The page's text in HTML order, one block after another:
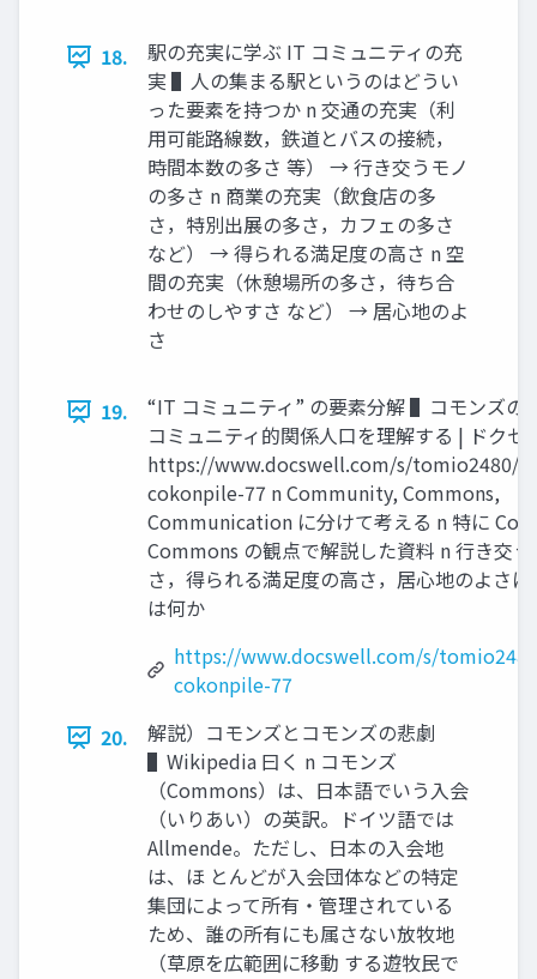
18.
駅の充実に学ぶ IT コミュニティの充
実 ▌⼈の集まる駅というのはどうい
った要素を持つか n 交通の充実（利
⽤可能路線数，鉄道とバスの接続，
時間本数の多さ 等） → ⾏き交うモノ
の多さ n 商業の充実（飲⾷店の多
さ，特別出展の多さ，カフェの多さ
など） → 得られる満⾜度の⾼さ n 空
間の充実（休憩場所の多さ，待ち合
わせのしやすさ など） → 居⼼地のよ
さ
19.
“IT コミュニティ” の要素分解 ▌コモンズの
コミュニティ的関係⼈⼝を理解する | ドクセ
https://www.docswell.com/s/tomio2480/
cokonpile-77 n Community, Commons,
Communication に分けて考える n 特に
Commons の観点で解説した資料 n ⾏き交
さ，得られる満⾜度の⾼さ，居⼼地のよさ
は何か
https://www.docswell.com/s/
cokonpile-77
20.
解説）コモンズとコモンズの悲劇
▌Wikipedia ⽈く n コモンズ
（Commons）は、⽇本語でいう⼊会
（いりあい）の英訳。ドイツ語では
Allmende。ただし、⽇本の⼊会地
は、ほ とんどが⼊会団体などの特定
集団によって所有・管理されている
ため、誰の所有にも属さない放牧地
（草原を広範囲に移動 する遊牧⺠で